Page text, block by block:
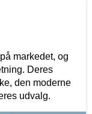
markedet, og
Deres
den moderne
udvalg.